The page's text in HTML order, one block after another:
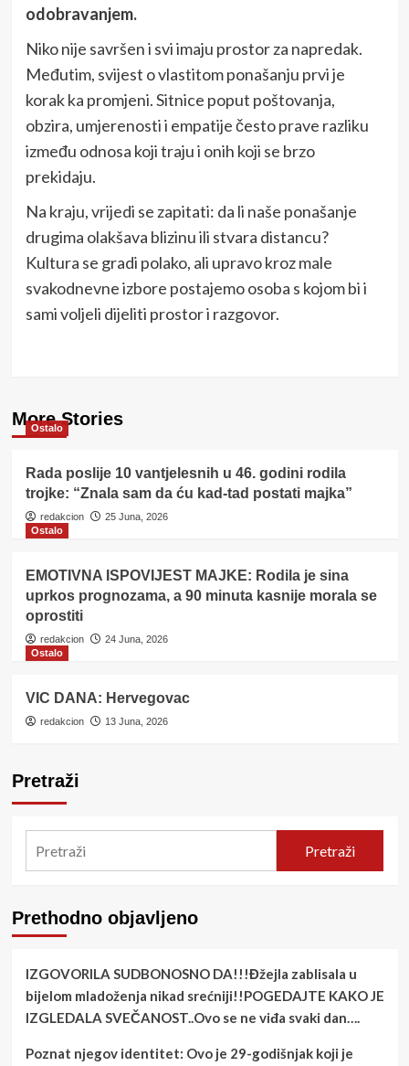
odobravanjem.
Niko nije savršen i svi imaju prostor za napredak.
Međutim, svijest o vlastitom ponašanju prvi je
korak ka promjeni. Sitnice poput poštovanja,
obzira, umjerenosti i empatije često prave razliku
između odnosa koji traju i onih koji se brzo
prekidaju.
Na kraju, vrijedi se zapitati: da li naše ponašanje
drugima olakšava blizinu ili stvara distancu?
Kultura se gradi polako, ali upravo kroz male
svakodnevne izbore postajemo osoba s kojom bi i
sami voljeli dijeliti prostor i razgovor.
More Stories
Ostalo
Rada poslije 10 vantjelesnih u 46. godini rodila
trojke: “Znala sam da ću kad-tad postati majka”
redakcion
25 Juna, 2026
Ostalo
EMOTIVNA ISPOVIJEST MAJKE: Rodila je sina
uprkos prognozama, a 90 minuta kasnije morala se
oprostiti
redakcion
24 Juna, 2026
Ostalo
VIC DANA: Hervegovac
redakcion 13 Juna, 2026
Pretraži
Pretraži
Prethodno objavljeno
IZGOVORILA SUDBONOSNO DA!!!Đžejla zablisala u
bijelom mladoženja nikad srećniji!!POGEDAJTE KAKO JE
IZGLEDALA SVEČANOST..Ovo se ne viđa svaki dan….
Poznat njegov identitet: Ovo je 29-godišnjak koji je